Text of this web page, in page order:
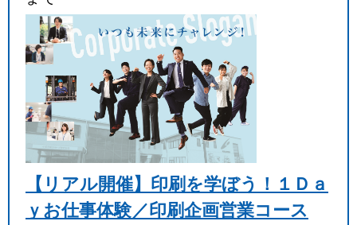
【リアル開催】印刷を学ぼう！１Ｄａ
ｙお仕事体験／印刷企画営業コース